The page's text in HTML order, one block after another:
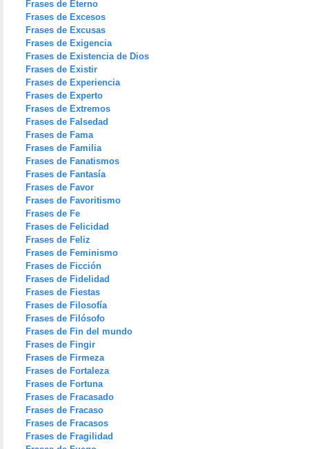
Frases de Eterno
Frases de Excesos
Frases de Excusas
Frases de Exigencia
Frases de Existencia de Dios
Frases de Existir
Frases de Experiencia
Frases de Experto
Frases de Extremos
Frases de Falsedad
Frases de Fama
Frases de Familia
Frases de Fanatismos
Frases de Fantasía
Frases de Favor
Frases de Favoritismo
Frases de Fe
Frases de Felicidad
Frases de Feliz
Frases de Feminismo
Frases de Ficción
Frases de Fidelidad
Frases de Fiestas
Frases de Filosofía
Frases de Filósofo
Frases de Fin del mundo
Frases de Fingir
Frases de Firmeza
Frases de Fortaleza
Frases de Fortuna
Frases de Fracasado
Frases de Fracaso
Frases de Fracasos
Frases de Fragilidad